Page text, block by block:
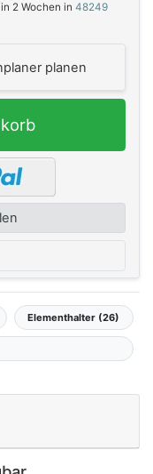
2 Wochen in 48249
planen
Elementhalter (26)